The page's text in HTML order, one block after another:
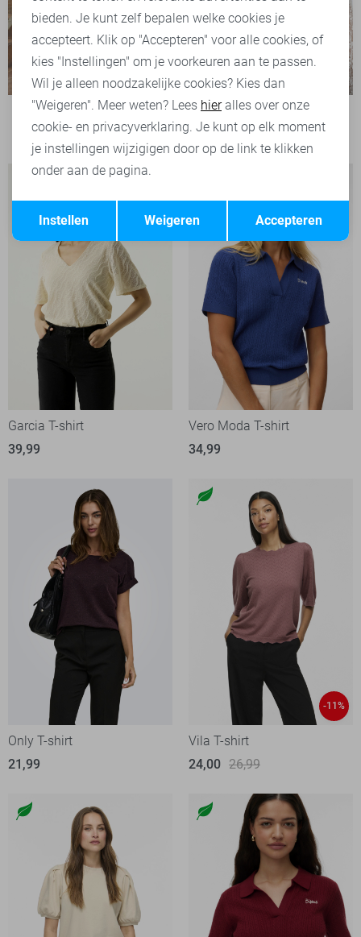
Jacqueline de Yong T-shirt
29,99
Garcia T-shirt
39,99
Vero Moda T-shirt
34,99
Only T-shirt
21,99
-11%
Vila T-shirt
24,00 26,99
Terug Opslaan
bieden. Je kunt zelf bepalen welke cookies je
accepteert. Klik op "Accepteren" voor alle cookies, of
kies "Instellingen" om je voorkeuren aan te passen.
Wil je alleen noodzakelijke cookies? Kies dan
"Weigeren". Meer weten? Lees hieralles over onze
cookie- en privacyverklaring. Je kunt op elk moment
je instellingen wijzigigen door op de link te klikken
onder aan de pagina.
Accepteren
Weigeren
Instellen